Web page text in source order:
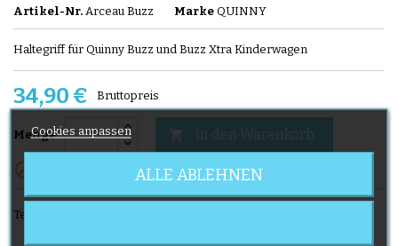
Artikel-Nr. Arceau Buzz Marke QUINNY
Haltegriff für Quinny Buzz und Buzz Xtra Kinderwagen
34,90 € Bruttopreis
Menge  In den Warenkorb

Teilen
Cookies anpassen
ALLE ABLEHNEN